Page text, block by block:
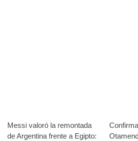
Messi valoró la remontada
de Argentina frente a Egipto: